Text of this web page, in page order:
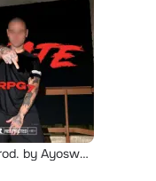
INMATE (prod. by Ayosweedy)